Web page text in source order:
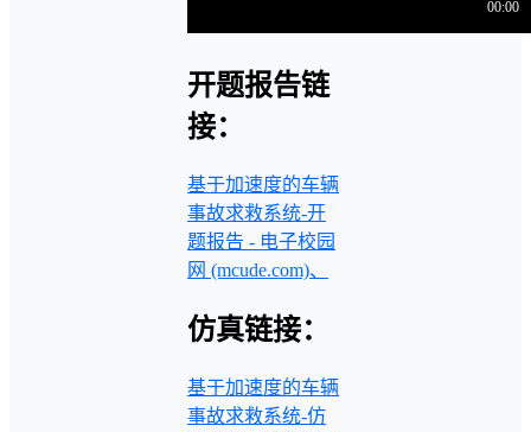
开题报告链
接：
基于加速度的车辆
事故求救系统-开
题报告 - 电子校园
网 (mcude.com)、
仿真链接：
基于加速度的车辆
事故求救系统-仿